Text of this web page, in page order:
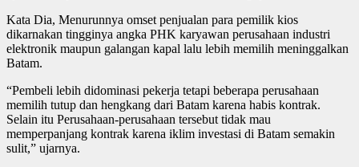
Kata Dia, Menurunnya omset penjualan para pemilik kios
dikarnakan tingginya angka PHK karyawan perusahaan industri
elektronik maupun galangan kapal lalu lebih memilih meninggalkan
Batam.
“Pembeli lebih didominasi pekerja tetapi beberapa perusahaan
memilih tutup dan hengkang dari Batam karena habis kontrak.
Selain itu Perusahaan-perusahaan tersebut tidak mau
memperpanjang kontrak karena iklim investasi di Batam semakin
sulit,” ujarnya.